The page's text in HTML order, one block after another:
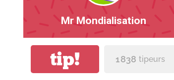
Mr Mondialisation
tip! 1 838 tipeurs